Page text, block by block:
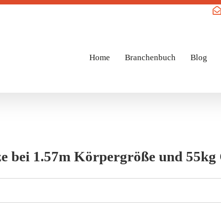
Home Branchenbuch Blog
bei 1.57m Körpergröße und 55kg